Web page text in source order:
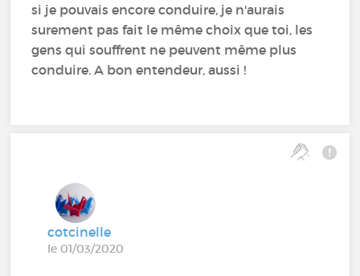
si je pouvais encore conduire, je n'aurais
surement pas fait le même choix que toi, les
gens qui souffrent ne peuvent même plus
conduire. A bon entendeur, aussi !
cotcinelle
le 01/03/2020